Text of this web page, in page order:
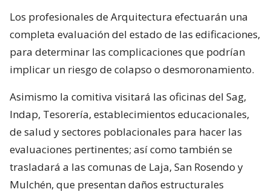
Los profesionales de Arquitectura efectuarán una
completa evaluación del estado de las edificaciones,
para determinar las complicaciones que podrían
implicar un riesgo de colapso o desmoronamiento.
Asimismo la comitiva visitará las oficinas del Sag,
Indap, Tesorería, establecimientos educacionales,
de salud y sectores poblacionales para hacer las
evaluaciones pertinentes; así como también se
trasladará a las comunas de Laja, San Rosendo y
Mulchén, que presentan daños estructurales